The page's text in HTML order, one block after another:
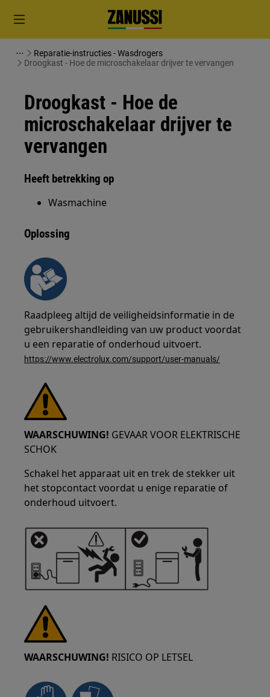
Reparatie-instructies - Wasdrogers
Droogkast - Hoe de microschakelaar drijver te vervangen
Droogkast - Hoe de
microschakelaar drijver te
vervangen
Heeft betrekking op
Wasmachine
Oplossing
Raadpleeg altijd de veiligheidsinformatie in de
gebruikershandleiding van uw product voordat
u een reparatie of onderhoud uitvoert.
https://www.electrolux.com/support/user-manuals/
WAARSCHUWING! GEVAAR VOOR ELEKTRISCHE
SCHOK
Schakel het apparaat uit en trek de stekker uit
het stopcontact voordat u enige reparatie of
onderhoud uitvoert.
WAARSCHUWING! RISICO OP LETSEL